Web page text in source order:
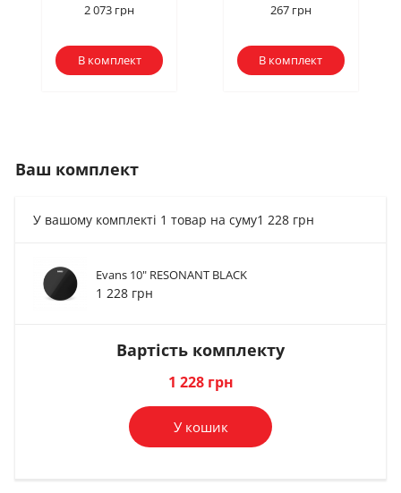
2 073 грн
В комплект
267 грн
В комплект
Ключі для барабанів
Evans Torque Drum...
Ключі для барабанів
Ваш комплект
У вашому комплекті 1 товар на суму1 228 грн
Evans 10" RESONANT BLACK
1 228 грн
Вартість комплекту
1 228 грн
У кошик